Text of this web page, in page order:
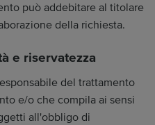
può addebitare al titolare
della richiesta.
e riservatezza
del trattamento
e/o che compila ai sensi
all'obbligo di